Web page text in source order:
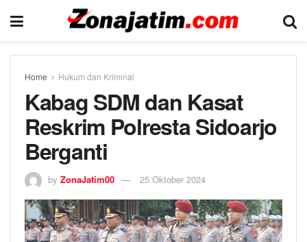
Home Hukum dan Kriminal
Kabag SDM dan Kasat
Reskrim Polresta Sidoarjo
Berganti
by ZonaJatim00 25 Oktober 2024